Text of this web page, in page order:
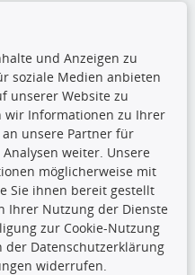
und Anzeigen zu
soziale Medien anbieten
unserer Website zu
wir Informationen zu Ihrer
unsere Partner für
weiter. Unsere
möglicherweise mit
Sie ihnen bereit gestellt
Ihrer Nutzung der Dienste
zur Cookie-Nutzung
der Datenschutzerklärung
widerrufen.